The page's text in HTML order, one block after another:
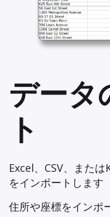
データ
ト
Excel、CSV、また
をインポートします
住所や座標をインポ